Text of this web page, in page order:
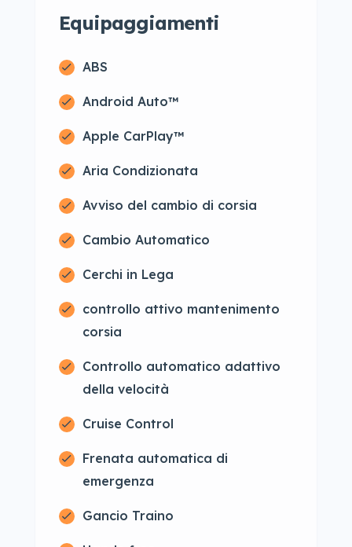
Equipaggiamenti
ABS
Android Auto™
Apple CarPlay™
Aria Condizionata
Avviso del cambio di corsia
Cambio Automatico
Cerchi in Lega
controllo attivo mantenimento
corsia
Controllo automatico adattivo
della velocità
Cruise Control
Frenata automatica di
emergenza
Gancio Traino